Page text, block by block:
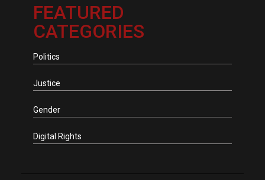
FEATURED
CATEGORIES
Politics
Justice
Gender
Digital Rights